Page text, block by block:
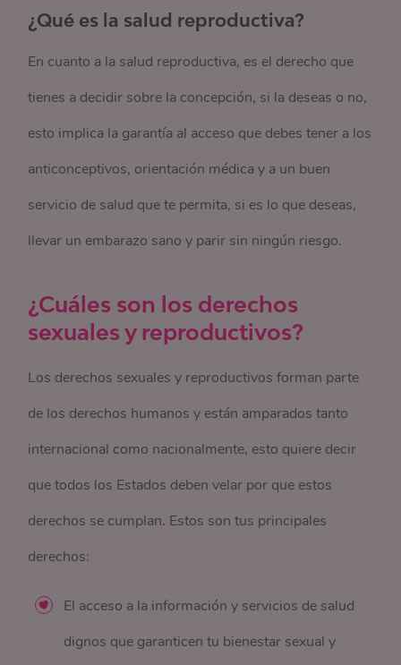
¿Qué es la salud reproductiva?
En cuanto a la salud reproductiva, es el derecho que
tienes a decidir sobre la concepción, si la deseas o no,
esto implica la garantía al acceso que debes tener a los
anticonceptivos, orientación médica y a un buen
servicio de salud que te permita, si es lo que deseas,
llevar un embarazo sano y parir sin ningún riesgo.
¿Cuáles son los derechos
sexuales y reproductivos?
Los derechos sexuales y reproductivos forman parte
de los derechos humanos y están amparados tanto
internacional como nacionalmente, esto quiere decir
que todos los Estados deben velar por que estos
derechos se cumplan. Estos son tus principales
derechos:
El acceso a la información y servicios de salud
dignos que garanticen tu bienestar sexual y